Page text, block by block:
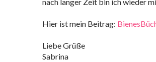
nach langer Zeit bin ich wieder
Hier ist mein Beitrag:
Liebe Grüße
Sabrina